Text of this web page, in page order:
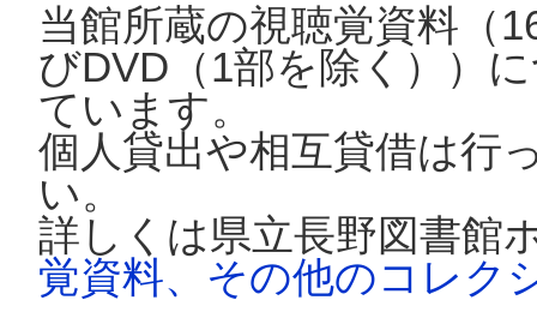
当館所蔵の視聴覚資料（
びDVD（1部を除く））
ています。
個人貸出や相互貸借は行
い。
詳しくは県立長野図書館
覚資料、その他のコレク